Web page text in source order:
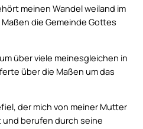
meinen Wandel weiland im
die Gemeinde Gottes
über viele meinesgleichen in
über die Maßen um das
der mich von meiner Mutter
berufen durch seine